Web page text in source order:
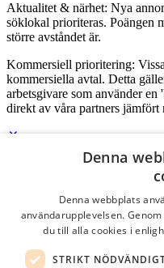
Aktualitet & närhet: Nya
söklokal prioriteras. Poängen
större avståndet är.
Kommersiell prioritering:
kommersiella avtal. Detta
arbetsgivare som använder
direkt av våra partners jämfört
Lösenord
kom ihåg mig
Denna
Denna webbplats
användarupplevelsen.
du till alla cookies i
STRIKT